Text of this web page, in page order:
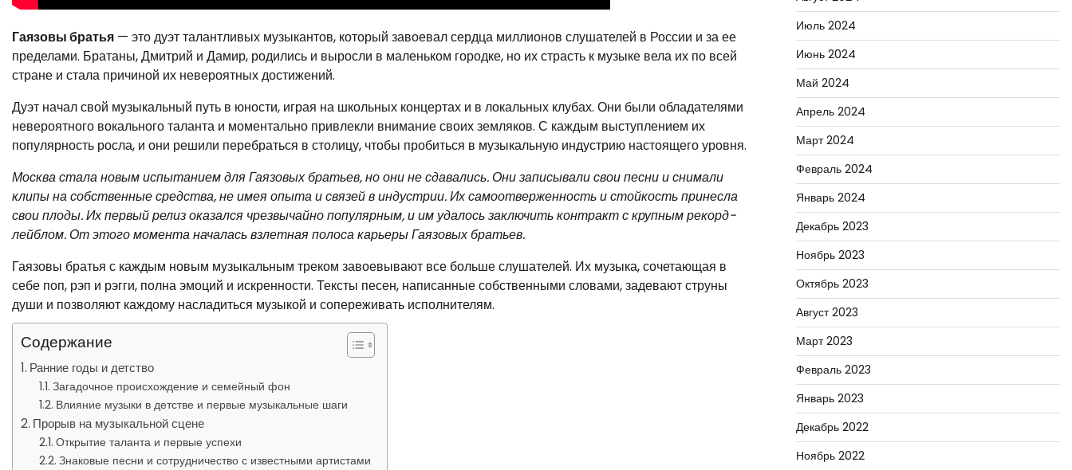
Гаязовы братья — это дуэт талантливых музыкантов, который завоевал сердца миллионов слушателей в России и за ее
пределами. Братаны, Дмитрий и Дамир, родились и выросли в маленьком городке, но их страсть к музыке вела их по всей
стране и стала причиной их невероятных достижений.
Дуэт начал свой музыкальный путь в юности, играя на школьных концертах и в локальных клубах. Они были обладателями
невероятного вокального таланта и моментально привлекли внимание своих земляков. С каждым выступлением их
популярность росла, и они решили перебраться в столицу, чтобы пробиться в музыкальную индустрию настоящего уровня.
Москва стала новым испытанием для Гаязовых братьев, но они не сдавались. Они записывали свои песни и снимали
клипы на собственные средства, не имея опыта и связей в индустрии. Их самоотверженность и стойкость принесла
свои плоды. Их первый релиз оказался чрезвычайно популярным, и им удалось заключить контракт с крупным рекорд-
лейблом. От этого момента началась взлетная полоса карьеры Гаязовых братьев.
Гаязовы братья с каждым новым музыкальным треком завоевывают все больше слушателей. Их музыка, сочетающая в
себе поп, рэп и рэгги, полна эмоций и искренности. Тексты песен, написанные собственными словами, задевают струны
души и позволяют каждому насладиться музыкой и сопереживать исполнителям.
Содержание
Ранние годы и детство
Загадочное происхождение и семейный фон
Влияние музыки в детстве и первые музыкальные шаги
Прорыв на музыкальной сцене
Открытие таланта и первые успехи
Знаковые песни и сотрудничество с известными артистами
Июль 2024
Июнь 2024
Май 2024
Апрель 2024
Март 2024
Февраль 2024
Январь 2024
Декабрь 2023
Ноябрь 2023
Октябрь 2023
Август 2023
Март 2023
Февраль 2023
Январь 2023
Декабрь 2022
Ноябрь 2022